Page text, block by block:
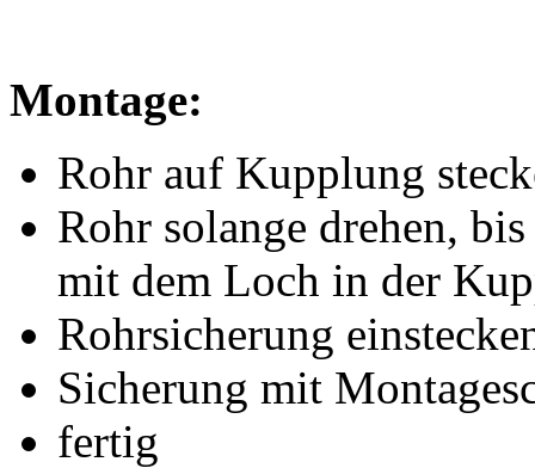
Montage:
Rohr auf Kupplung
Rohr solange drehen,
mit dem Loch in der
Rohrsicherung
Sicherung mit
fertig